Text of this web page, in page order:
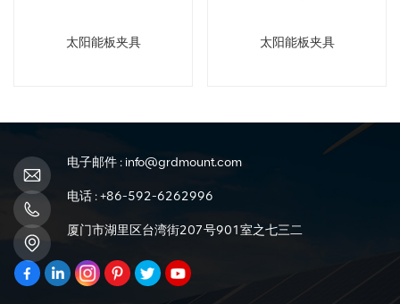
太阳能板夹具 太阳能板夹具
电子邮件 : info@grdmount.com
电话 :+86-592-6262996
厦门市湖里区台湾街207号901室之七三二